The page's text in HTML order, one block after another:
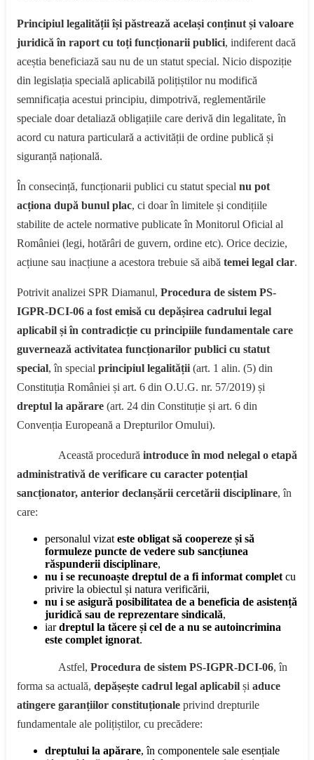
Principiul legalității își păstrează același conținut și valoare
juridică în raport cu toți funcționarii publici, indiferent dacă
aceștia beneficiază sau nu de un statut special. Nicio dispoziție
din legislația specială aplicabilă polițiștilor nu modifică
semnificația acestui principiu, dimpotrivă, reglementările
speciale doar detaliază obligațiile care derivă din legalitate, în
acord cu natura particulară a activității de ordine publică și
siguranță națională.
În consecință, funcționarii publici cu statut special nu pot
acționa după bunul plac, ci doar în limitele și condițiile
stabilite de actele normative publicate în Monitorul Oficial al
României (legi, hotărâri de guvern, ordine etc). Orice decizie,
acțiune sau inacțiune a acestora trebuie să aibă temei legal clar.
Potrivit analizei SPR Diamanul, Procedura de sistem PS-
IGPR-DCI-06 a fost emisă cu depășirea cadrului legal
aplicabil și în contradicție cu principiile fundamentale care
guvernează activitatea funcționarilor publici cu statut
special, în special principiul legalității (art. 1 alin. (5) din
Constituția României și art. 6 din O.U.G. nr. 57/2019) și
dreptul la apărare (art. 24 din Constituție și art. 6 din
Convenția Europeană a Drepturilor Omului).
Această procedură introduce în mod nelegal o etapă
administrativă de verificare cu caracter potențial
sancționator, anterior declanșării cercetării disciplinare, în
care:
personalul vizat este obligat să coopereze și să
formuleze puncte de vedere sub sancțiunea
răspunderii disciplinare,
nu i se recunoaște dreptul de a fi informat complet cu
privire la obiectul și natura verificării,
nu i se asigură posibilitatea de a beneficia de asistență
juridică sau de reprezentare sindicală,
iardreptul la tăcere și cel de a nu se autoincrimina
este complet ignorat.
Astfel, Procedura de sistem PS-IGPR-DCI-06, în
forma sa actuală, depășește cadrul legal aplicabil și aduce
atingere garanțiilor constituționale privind drepturile
fundamentale ale polițiștilor, cu precădere:
dreptului la apărare, în componentele sale esențiale